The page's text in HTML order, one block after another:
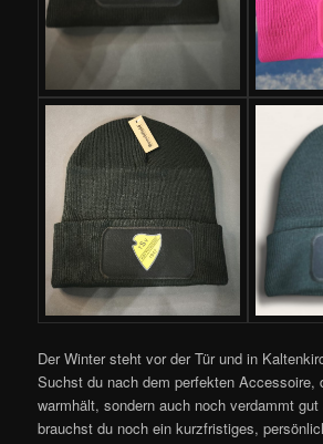
Der Winter steht vor der Tür und in
Suchst du nach dem perfekten Accessoire,
warmhält, sondern auch noch verdammt
brauchst du noch ein kurzfristiges,